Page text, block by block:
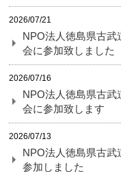
2026/07/21
NPO法人徳島県古武
会に参加致しました
2026/07/16
NPO法人徳島県古武
会に参加致します
2026/07/13
NPO法人徳島県古武
参加しました